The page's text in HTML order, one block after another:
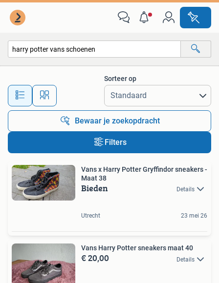
Alle afstanden…
Sorteer op
Bewaar je zoekopdracht
Filters
Vans x Harry Potter Gryffindor sneakers -
Maat 38
Bieden Details
Utrecht 23 mei 26
Vans Harry Potter sneakers maat 40
€ 20,00 Details